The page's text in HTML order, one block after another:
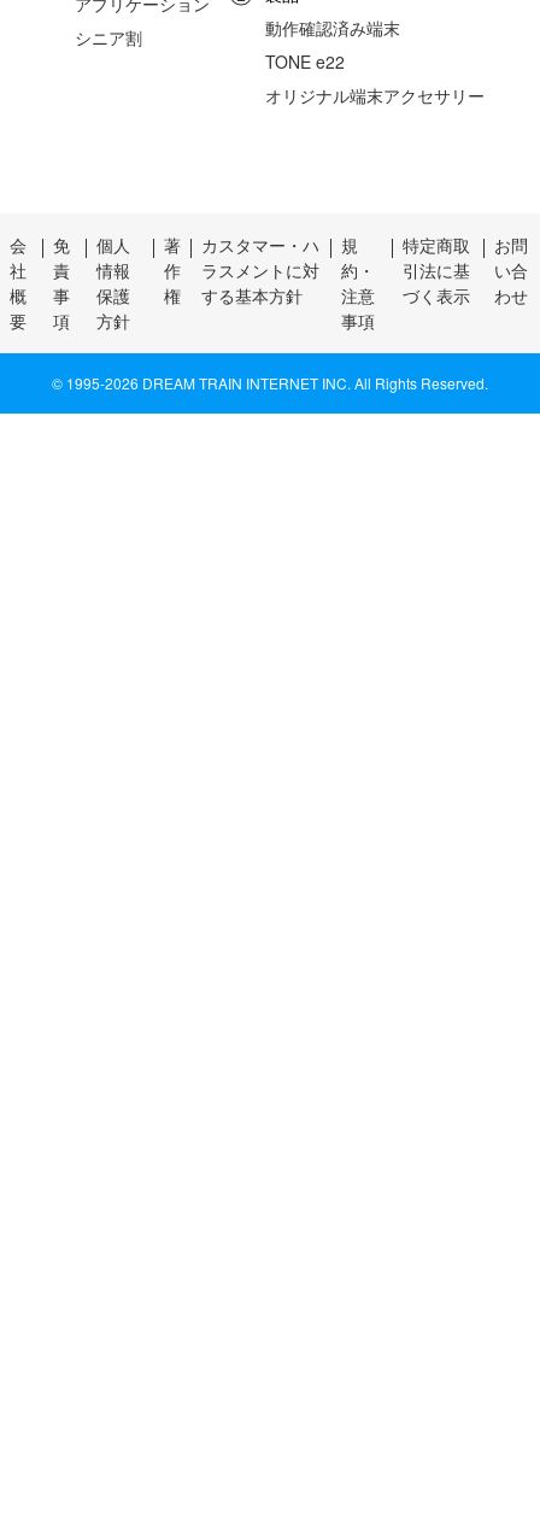
シニア割
動作確認済み端末
TONE e22
オリジナル端末アクセサリー
会
社
概
要
免
責
事
項
個人
情報
保護
方針
著
作
権
カスタマー・ハ
ラスメントに対
する基本方針
規
約・
注意
事項
特定商取
引法に基
づく表示
お問
い合
わせ
© 1995-2026 DREAM TRAIN INTERNET INC. All Rights Reserved.